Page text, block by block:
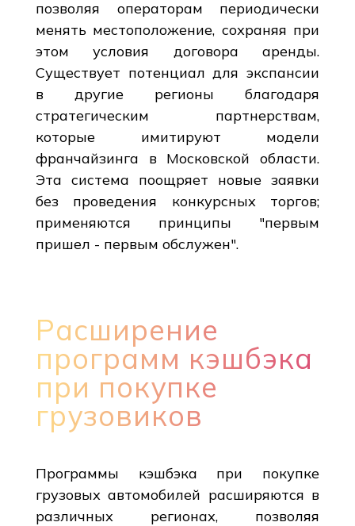
позволяя операторам периодически
менять местоположение, сохраняя при
этом условия договора аренды.
Существует потенциал для экспансии
в другие регионы благодаря
стратегическим партнерствам,
которые имитируют модели
франчайзинга в Московской области.
Эта система поощряет новые заявки
без проведения конкурсных торгов;
применяются принципы "первым
пришел - первым обслужен".
Расширение
программ кэшбэка
при покупке
грузовиков
Программы кэшбэка при покупке
грузовых автомобилей расширяются в
различных регионах, позволяя